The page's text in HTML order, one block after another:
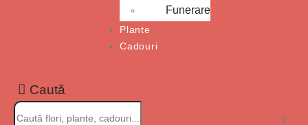
Funerare
Plante
Cadouri
Caută